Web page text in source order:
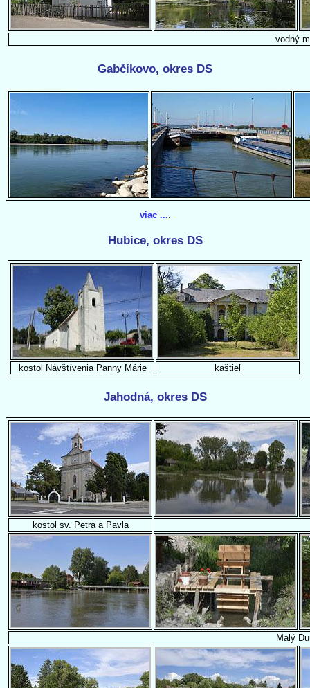
vodný
Gabčíkovo, okres DS
viac ....
Hubice, okres DS
kostol Návštívenia Panny Márie kaštieľ
Jahodná, okres DS
kostol sv. Petra a Pavla
Malý